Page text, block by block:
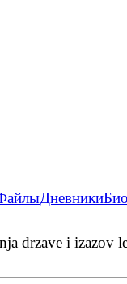
Дневники
drzave i izazov